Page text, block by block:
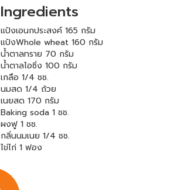
Ingredients
แป้งเอนกประสงค์ 165 กรัม
แป้งWhole wheat 160 กรัม
น้ำตาลทราย 70 กรัม
น้ำตาลไอซิ่ง 100 กรัม
เกลือ 1/4 ชช.
นมสด 1/4 ถ้วย
เนยสด 170 กรัม
Baking soda 1 ชช.
ผงฟู 1 ชช.
กลิ่นนมเนย 1/4 ชช.
ไข่ไก่ 1 ฟอง